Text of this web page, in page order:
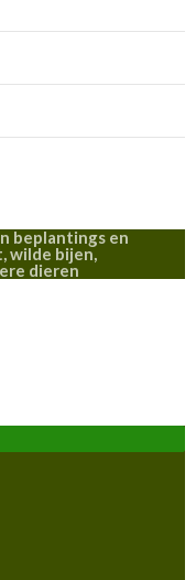
beplantings en
wilde bijen,
dieren